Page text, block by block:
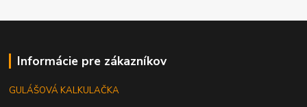
Informácie pre zákazníkov
GULÁŠOVÁ KALKULAČKA